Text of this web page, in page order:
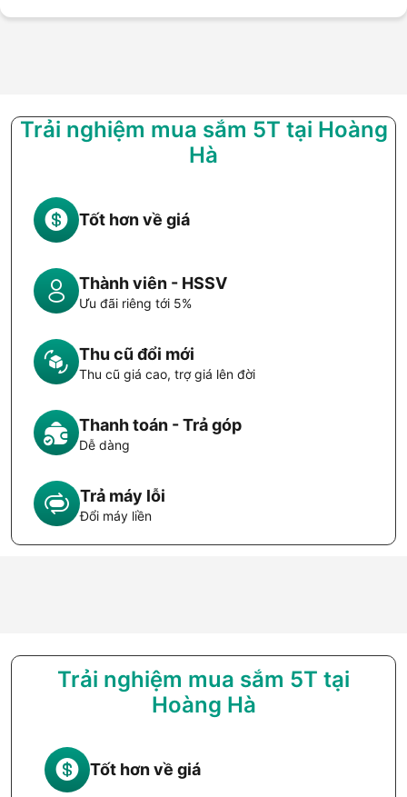
Trải nghiệm mua sắm 5T tại Hoàng
Hà
Tốt hơn về giá
Thành viên - HSSV
Ưu đãi riêng tới 5%
Thu cũ đổi mới
Thu cũ giá cao, trợ giá lên đời
Thanh toán - Trả góp
Dễ dàng
Trả máy lỗi
Đổi máy liền
Trải nghiệm mua sắm 5T tại
Hoàng Hà
Tốt hơn về giá